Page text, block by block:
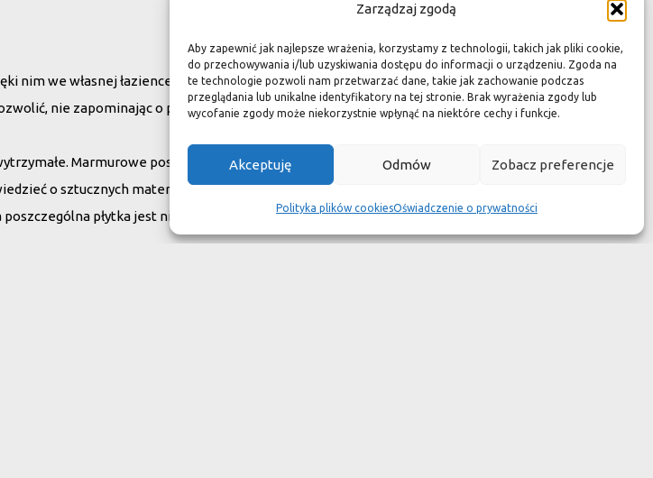
Zarządzaj zgodą
Aby zapewnić jak najlepsze wrażenia, korzystamy z technologii, takich jak pliki cookie,
do przechowywania i/lub uzyskiwania dostępu do informacji o urządzeniu. Zgoda na
te technologie pozwoli nam przetwarzać dane, takie jak zachowanie podczas
przeglądania lub unikalne identyfikatory na tej stronie. Brak wyrażenia zgody lub
wycofanie zgody może niekorzystnie wpłynąć na niektóre cechy i funkcje.
Akceptuję Odmów Zobacz preferencje
Polityka plików cookiesOświadczenie o prywatności
nim we własnej łazience możemy poczuć się jak w luksusowym
nie zapominając o praktycznym aspekcie
Marmurowe posadzki w zamkach przetrwały wieki
o sztucznych materiałach, ich żywotność jest dużo krótsza.
płytka jest niepowtarzalnym dziełem sztuki."